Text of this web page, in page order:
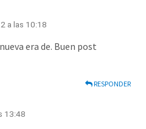
a las 10:18
era de. Buen post
RESPONDER
13:48